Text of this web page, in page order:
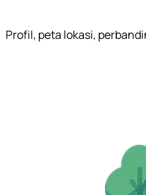
Profil, peta lokasi,